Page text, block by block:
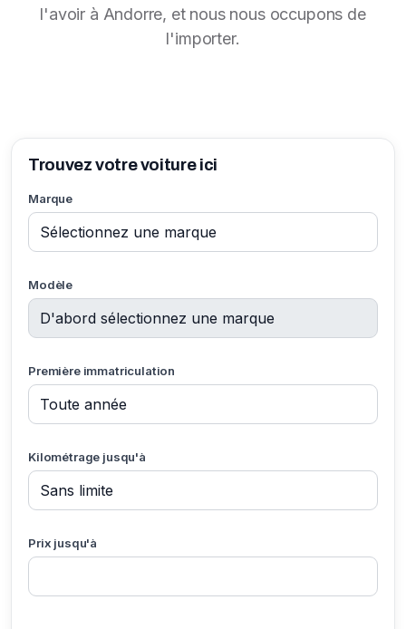
l'avoir à Andorre, et nous nous occupons de
l'importer.
Trouvez votre voiture ici
Marque
Modèle
Première immatriculation
Kilométrage jusqu'à
Prix jusqu'à